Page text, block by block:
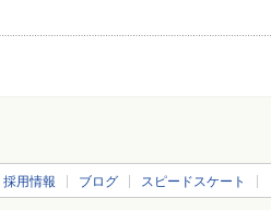
採用情報 ブログ スピードスケート